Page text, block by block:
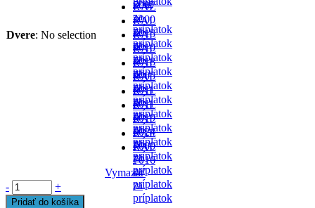
Dvere: No selection
cene
-
za
príplatok
5007
-
za
príplatok
RAL
3000
-
za
príplatok
RAL
5015
-
za
príplatok
RAL
9010
-
za
príplatok
RAL
5018
-
za
príplatok
RAL
9005
-
za
príplatok
RAL
6011
-
za
príplatok
RAL
8011
-
za
príplatok
RAL
6019
-
za
príplatok
RAL
6024
-
za
príplatok
RAL
7000
-
za
príplatok
RAL
7016
-
za
príplatok
Vymazať
-
+
Pridať do košíka